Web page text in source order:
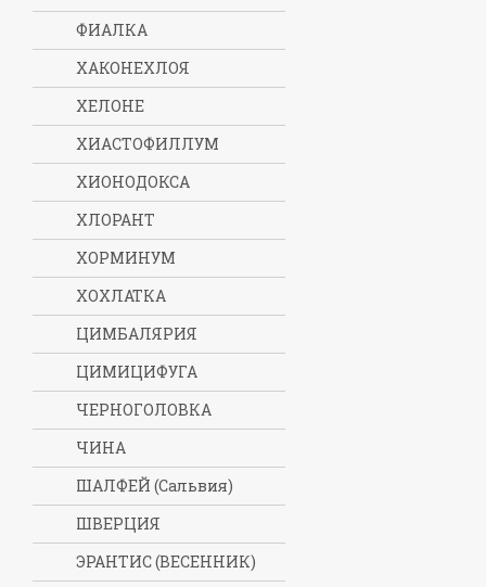
ФИАЛКА
ХАКОНЕХЛОЯ
ХЕЛОНЕ
ХИАСТОФИЛЛУМ
ХИОНОДОКСА
ХЛОРАНТ
ХОРМИНУМ
ХОХЛАТКА
ЦИМБАЛЯРИЯ
ЦИМИЦИФУГА
ЧЕРНОГОЛОВКА
ЧИНА
ШАЛФЕЙ (Сальвия)
ШВЕРЦИЯ
ЭРАНТИС (ВЕСЕННИК)